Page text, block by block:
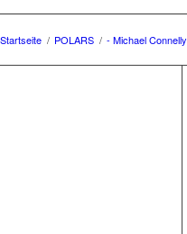
Startseite / POLARS / - Michael Connelly